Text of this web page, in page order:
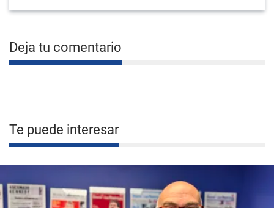
Deja tu comentario
Te puede interesar